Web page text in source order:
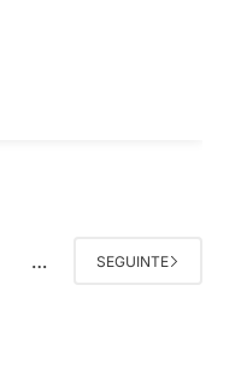
… SEGUINTE